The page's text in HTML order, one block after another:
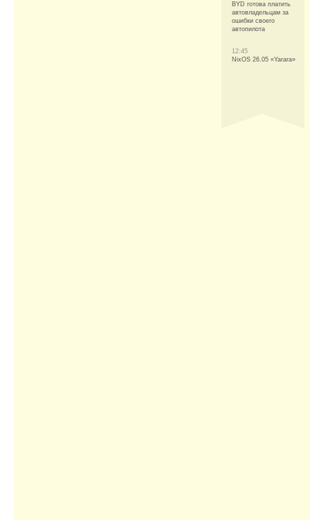
BYD готова платить
автовладельцам за
ошибки своего
автопилота
12:45
NixOS 26.05 «Yarara»